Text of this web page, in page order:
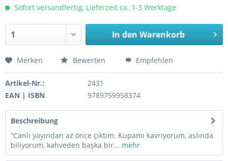
Sofort versandfertig, Lieferzeit ca. 1-3 Werktage
In den Warenkorb
Merken Bewerten Empfehlen
Artikel-Nr.:
2431
EAN | ISBN
9789759958374
Beschreibung
“Canlı yayından az önce çıktım. Kupamı kavrıyorum, aslında
biliyorum, kahveden başka bir... mehr